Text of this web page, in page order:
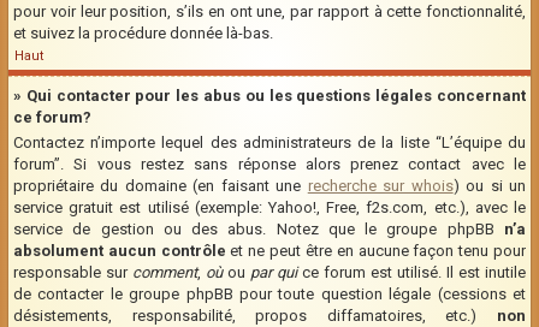
pour voir leur position, s’ils en ont une, par rapport à cette fonctionnalité,
et suivez la procédure donnée là-bas.
Haut
» Qui contacter pour les abus ou les questions légales concernant
ce forum?
Contactez n’importe lequel des administrateurs de la liste “L’équipe du
forum”. Si vous restez sans réponse alors prenez contact avec le
propriétaire du domaine (en faisant une recherche sur whois) ou si un
service gratuit est utilisé (exemple: Yahoo!, Free, f2s.com, etc.), avec le
service de gestion ou des abus. Notez que le groupe phpBB n’a
absolument aucun contrôle et ne peut être en aucune façon tenu pour
responsable sur comment, oùou par quice forum est utilisé. Il est inutile
de contacter le groupe phpBB pour toute question légale (cessions et
désistements, responsabilité, propos diffamatoires, etc.) non